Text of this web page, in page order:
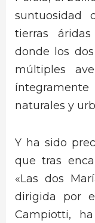
suntuosidad
tierras
donde los
múltiples
naturales y
Y ha sido
que tras
«Las dos
dirigida por
Campiotti,